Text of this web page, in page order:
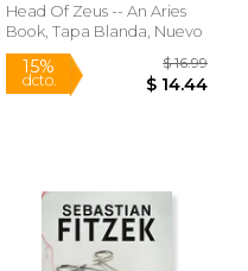
Head Of Zeus -- An Aries
Book, Tapa Blanda, Nuevo